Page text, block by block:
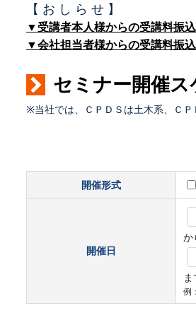
【 お し ら せ 】
▼受講者本人様からの受講料振
▼会社担当者様からの受講料振
セミナー開催
※当社では、ＣＰＤＳは土木系、ＣＰ
開催形式
開催日
か
例